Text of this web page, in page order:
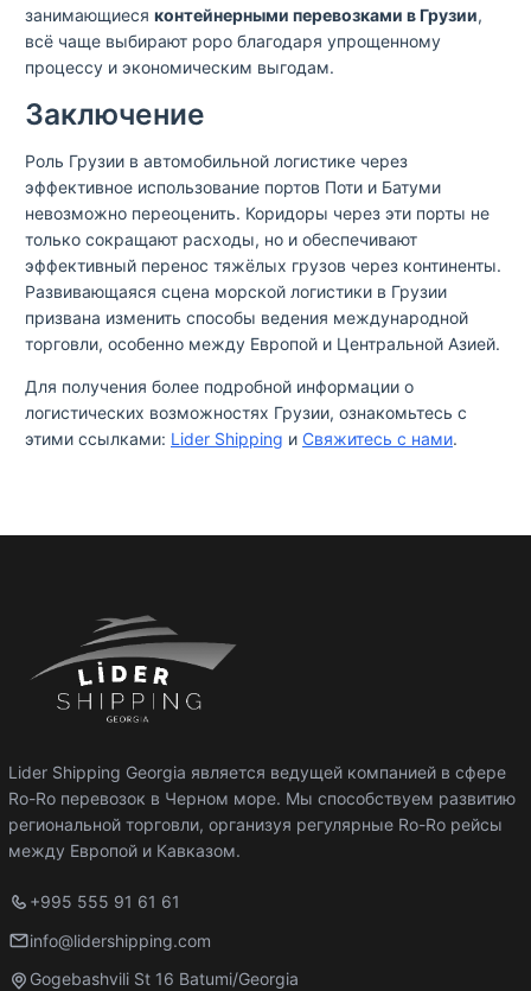
занимающиеся контейнерными перевозками в Грузии,
всё чаще выбирают роро благодаря упрощенному
процессу и экономическим выгодам.
Заключение
Роль Грузии в автомобильной логистике через
эффективное использование портов Поти и Батуми
невозможно переоценить. Коридоры через эти порты не
только сокращают расходы, но и обеспечивают
эффективный перенос тяжёлых грузов через континенты.
Развивающаяся сцена морской логистики в Грузии
призвана изменить способы ведения международной
торговли, особенно между Европой и Центральной Азией.
Для получения более подробной информации о
логистических возможностях Грузии, ознакомьтесь с
этими ссылками: Lider Shipping и Свяжитесь с нами.
Lider Shipping Georgia является ведущей компанией в сфере
Ro-Ro перевозок в Черном море. Мы способствуем развитию
региональной торговли, организуя регулярные Ro-Ro рейсы
между Европой и Кавказом.
+995 555 91 61 61
info@lidershipping.com
Gogebashvili St 16 Batumi/Georgia